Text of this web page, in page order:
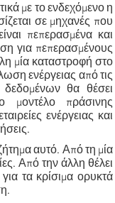
με το ενδεχόμενο η
σε μηχανές που
πεπερασμένα και
για πεπερασμένους
μία καταστροφή στο
ενέργειας από τις
δεδομένων θα θέσει
μοντέλο πράσινης
ενέργειας και
αυτό. Από τη μία
Από την άλλη θέλει
τα κρίσιμα ορυκτά